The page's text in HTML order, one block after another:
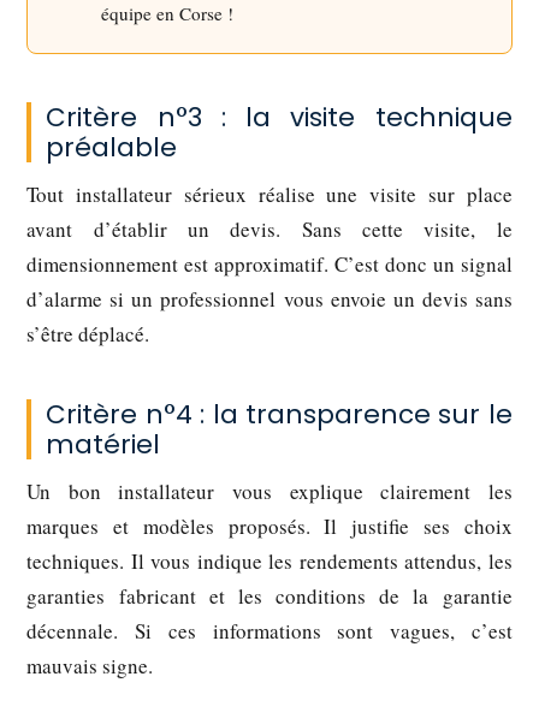
équipe en Corse !
Critère n°3 : la visite technique
préalable
Tout installateur sérieux réalise une visite sur place
avant d’établir un devis. Sans cette visite, le
dimensionnement est approximatif. C’est donc un signal
d’alarme si un professionnel vous envoie un devis sans
s’être déplacé.
Critère n°4 : la transparence sur le
matériel
Un bon installateur vous explique clairement les
marques et modèles proposés. Il justifie ses choix
techniques. Il vous indique les rendements attendus, les
garanties fabricant et les conditions de la garantie
décennale. Si ces informations sont vagues, c’est
mauvais signe.